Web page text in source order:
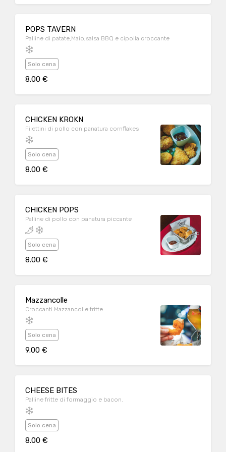
POPS TAVERN
Palline di patate,Maio,salsa BBQ e cipolla croccante
Solo cena
8.00 €
CHICKEN KROKN
Filettini di pollo con panatura cornflakes
Solo cena
8.00 €
CHICKEN POPS
Palline di pollo con panatura piccante
Solo cena
8.00 €
Mazzancolle
Croccanti Mazzancolle fritte
Solo cena
9.00 €
CHEESE BITES
Palline fritte di formaggio e bacon.
Solo cena
8.00 €